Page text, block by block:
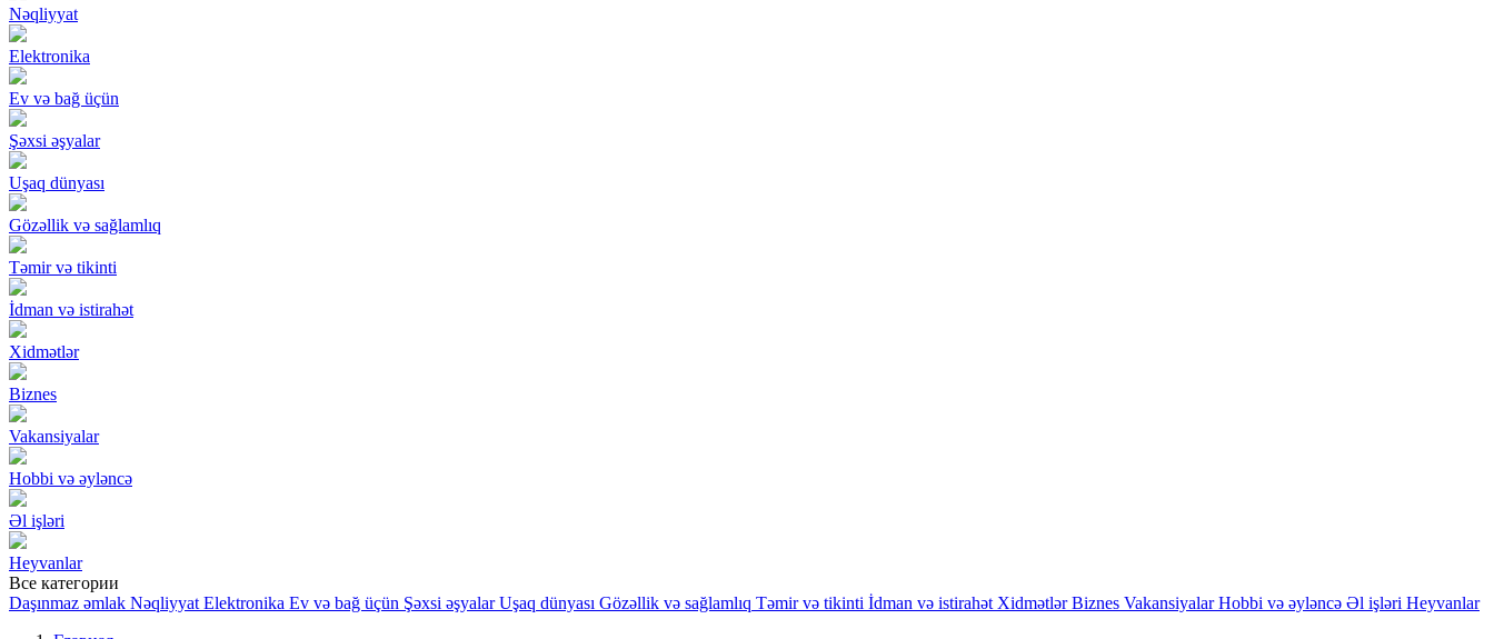
Nəqliyyat
Elektronika
Ev və bağ üçün
Şəxsi əşyalar
Uşaq dünyası
Gözəllik və sağlamlıq
Təmir və tikinti
İdman və istirahət
Xidmətlər
Biznes
Vakansiyalar
Hobbi və əyləncə
Əl işləri
Heyvanlar
Все категории
Daşınmaz əmlak Nəqliyyat Elektronika Ev və bağ üçün Şəxsi əşyalar Uşaq dünyası Gözəllik və sağlamlıq Təmir və tikinti İdman və istirahət Xidmətlər Biznes Vakansiyalar Hobbi və əyləncə Əl işləri Heyvanlar